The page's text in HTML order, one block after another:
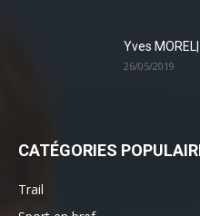
Yves
26/05/2019
CATÉGORIES
Trail